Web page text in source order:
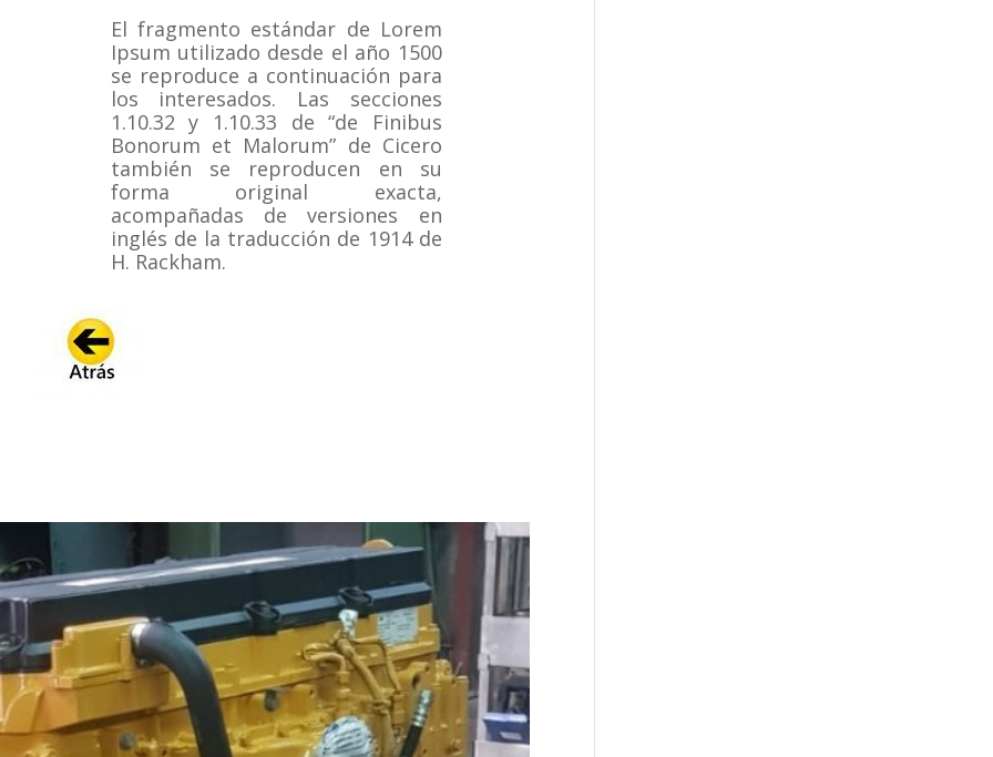
El fragmento estándar de Lorem
Ipsum utilizado desde el año 1500
se reproduce a continuación para
los interesados.
Las secciones
1.10.32 y 1.10.33 de “de Finibus
Bonorum et Malorum” de Cicero
también se reproducen en su
forma original exacta,
acompañadas de versiones en
inglés de la traducción de 1914 de
H. Rackham.